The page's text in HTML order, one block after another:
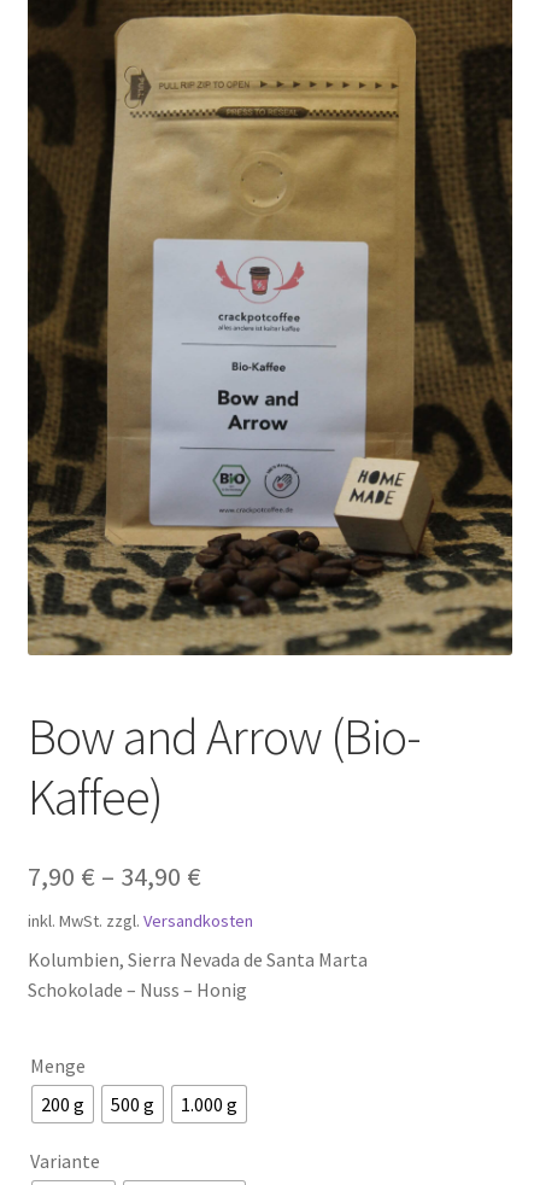
Newsletter
Über Uns
Unser Kaffee
Versandarten
Vertrag widerrufen
Warenkorb
Widerrufsbelehrung
Zahlungsarten
Bow and Arrow (Bio-
Kaffee)
7,90 € – 34,90 €
inkl. MwSt. zzgl. Versandkosten
Kolumbien, Sierra Nevada de Santa Marta
Schokolade – Nuss – Honig
Menge
200 g
500 g 1.000 g
Variante